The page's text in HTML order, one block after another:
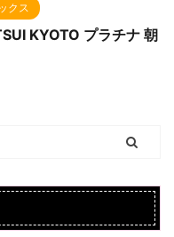
クス
KYOTO プラチナ 朝